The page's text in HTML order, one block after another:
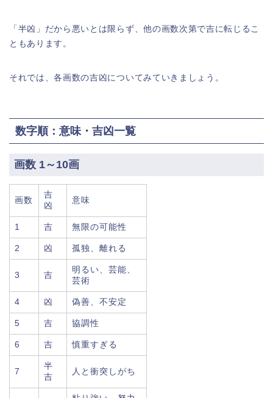
「半凶」だから悪いとは限らず、他の画数次第で吉に転じるこ
ともあります。
それでは、各画数の吉凶についてみていきましょう。
数字順：意味・吉凶一覧
画数 1～10画
画数
吉
凶
意味
1 吉 無限の可能性
2 凶 孤独、離れる
3 吉
明るい、芸能、
芸術
4 凶 偽善、不安定
5 吉 協調性
6 吉 慎重すぎる
7
半
吉
人と衝突しがち